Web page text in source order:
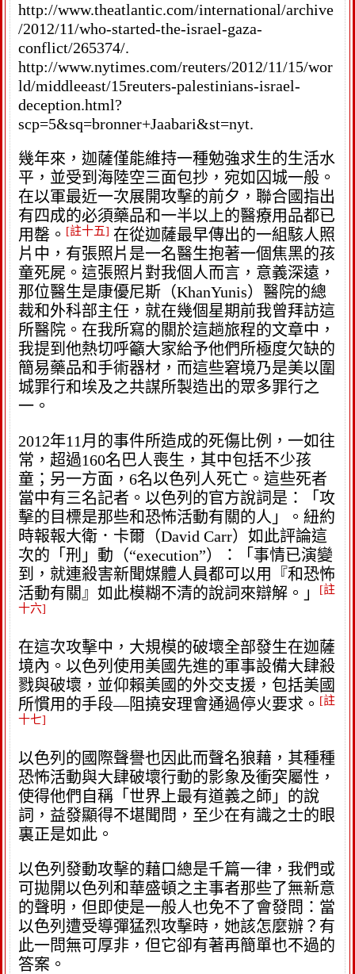
http://www.theatlantic.com/international/archive
/2012/11/who-started-the-israel-gaza-
conflict/265374/.
http://www.nytimes.com/reuters/2012/11/15/wor
ld/middleeast/15reuters-palestinians-israel-
deception.html?
scp=5&sq=bronner+Jaabari&st=nyt.
幾年來，迦薩僅能維持一種勉強求生的生活水
平，並受到海陸空三面包抄，宛如囚城一般。
在以軍最近一次展開攻擊的前夕，聯合國指出
有四成的必須藥品和一半以上的醫療用品都已
用罄。 [註十五] 在從迦薩最早傳出的一組駭人照
片中，有張照片是一名醫生抱著一個焦黑的孩
童死屍。這張照片對我個人而言，意義深遠，
那位醫生是康優尼斯（KhanYunis）醫院的總
裁和外科部主任，就在幾個星期前我曾拜訪這
所醫院。在我所寫的關於這趟旅程的文章中，
我提到他熱切呼籲大家給予他們所極度欠缺的
簡易藥品和手術器材，而這些窘境乃是美以圍
城罪行和埃及之共謀所製造出的眾多罪行之
一。
2012年11月的事件所造成的死傷比例，一如往
常，超過160名巴人喪生，其中包括不少孩
童；另一方面，6名以色列人死亡。這些死者
當中有三名記者。以色列的官方說詞是：「攻
擊的目標是那些和恐怖活動有關的人」。紐約
時報報大衛．卡爾（David Carr）如此評論這
次的「刑」動（“execution”）：「事情已演變
到，就連殺害新聞媒體人員都可以用『和恐怖
活動有關』如此模糊不清的說詞來辯解。」
[註
十六]
在這次攻擊中，大規模的破壞全部發生在迦薩
境內。以色列使用美國先進的軍事設備大肆殺
戮與破壞，並仰賴美國的外交支援，包括美國
所慣用的手段—阻撓安理會通過停火要求。 [註
十七]
以色列的國際聲譽也因此而聲名狼藉，其種種
恐怖活動與大肆破壞行動的影象及衝突屬性，
使得他們自稱「世界上最有道義之師」的說
詞，益發顯得不堪聞問，至少在有識之士的眼
裏正是如此。
以色列發動攻擊的藉口總是千篇一律，我們或
可拋開以色列和華盛頓之主事者那些了無新意
的聲明，但即使是一般人也免不了會發問：當
以色列遭受導彈猛烈攻擊時，她該怎麼辦？有
此一問無可厚非，但它卻有著再簡單也不過的
答案。